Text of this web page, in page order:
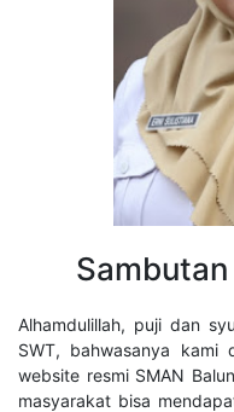
Alhamdulillah, puji dan
SWT, bahwasanya kami
website resmi SMAN
masyarakat bisa